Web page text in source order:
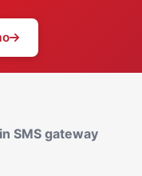
SMS gateway